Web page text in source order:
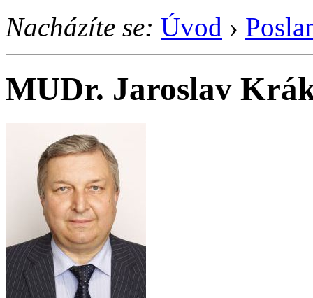
Nacházíte se: Úvod ›
MUDr. Jaroslav